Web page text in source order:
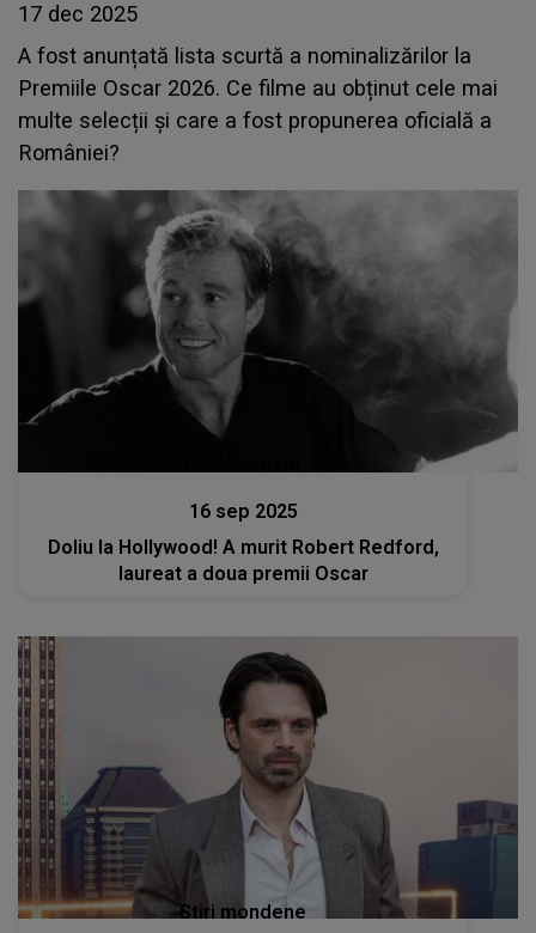
17 dec 2025
A fost anunțată lista scurtă a nominalizărilor la
Premiile Oscar 2026. Ce filme au obținut cele mai
multe selecții și care a fost propunerea oficială a
României?
16 sep 2025
Doliu la Hollywood! A murit Robert Redford,
laureat a doua premii Oscar
Stiri mondene